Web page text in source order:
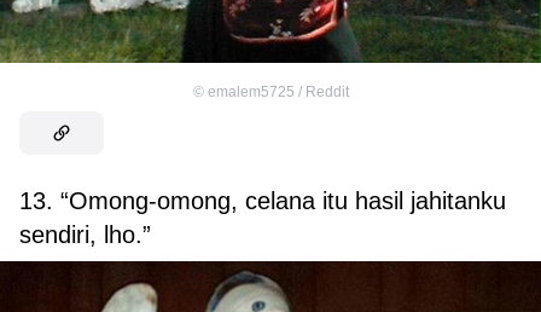
© emalem5725 / Reddit
13. “Omong-omong, celana itu hasil jahitanku
sendiri, lho.”